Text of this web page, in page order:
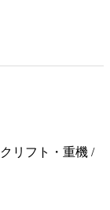
リフト・重機 /